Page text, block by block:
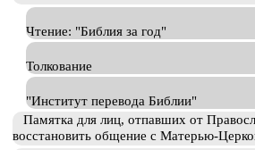
Чтение: "Библия за год"
Толкование
"Институт перевода Библии"
Памятка для лиц, отпавших от
восстановить общение с Матерью-